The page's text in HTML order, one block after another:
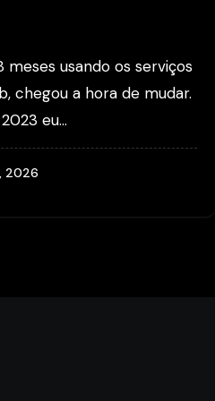
meses usando os serviços
chegou a hora de mudar.
eu…
2026